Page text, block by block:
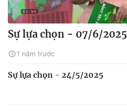
Sự lựa chọn - 07/6/2025
1 năm trước
Sự lựa chọn - 24/5/2025